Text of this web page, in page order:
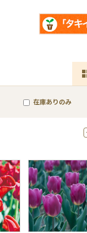
在庫ありのみ